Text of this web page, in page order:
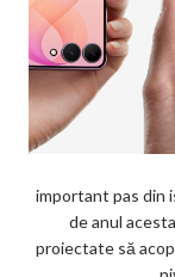
important pas din
de anul
proiectate să